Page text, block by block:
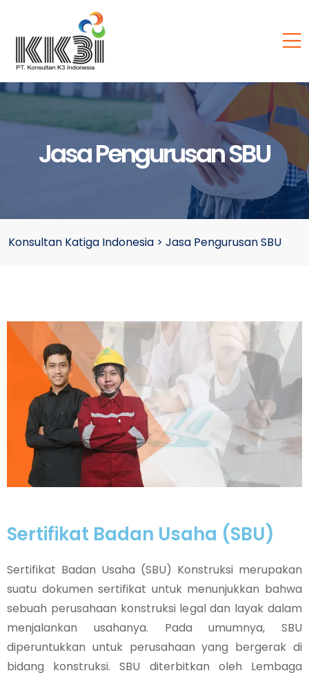
Jasa Pengurusan SBU
Konsultan Katiga Indonesia > Jasa Pengurusan SBU
Sertifikat Badan Usaha (SBU)
Sertifikat Badan Usaha (SBU) Konstruksi merupakan
suatu dokumen sertifikat untuk menunjukkan bahwa
sebuah perusahaan konstruksi legal dan layak dalam
menjalankan usahanya. Pada umumnya, SBU
diperuntukkan untuk perusahaan yang bergerak di
bidang konstruksi. SBU diterbitkan oleh Lembaga